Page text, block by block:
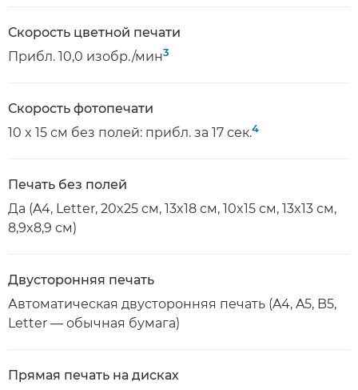
Скорость цветной печати
Прибл. 10,0 изобр./мин3
Скорость фотопечати
10 x 15 см без полей: прибл. за 17 сек.4
Печать без полей
Да (A4, Letter, 20x25 см, 13x18 см, 10x15 см, 13x13 см,
8,9x8,9 см)
Двусторонняя печать
Автоматическая двусторонняя печать (A4, A5, B5,
Letter — обычная бумага)
Прямая печать на дисках